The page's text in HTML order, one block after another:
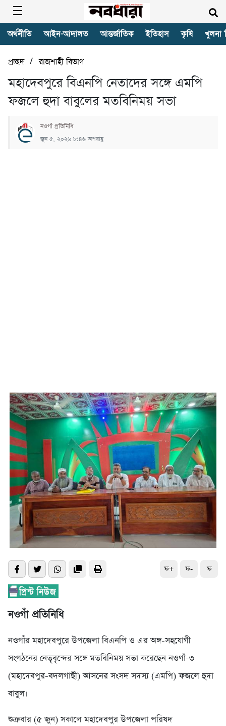
অর্থনীতি আইন-আদালত আন্তর্জাতিক ইতিহাস কৃষি খুলনা
প্রচ্ছদ/রাজশাহী বিভাগ
মহাদেবপুরে বিএনপি নেতাদের সঙ্গে এমপি
ফজলে হুদা বাবুলের মতবিনিময় সভা
নওগাঁ প্রতিনিধি
জুন ৫, ২০২৬ ৮:৪৬ অপরাহ্ণ
ফ+ ফ- ফ
নওগাঁ প্রতিনিধি
নওগাঁর মহাদেবপুরে উপজেলা বিএনপি ও এর অঙ্গ-সহযোগী
সংগঠনের নেতৃবৃন্দের সঙ্গে মতবিনিময় সভা করেছেন নওগাঁ-৩
(মহাদেবপুর-বদলগাছী) আসনের সংসদ সদস্য (এমপি) ফজলে হুদা
বাবুল।
শুক্রবার (৫ জুন) সকালে মহাদেবপুর উপজেলা পরিষদ